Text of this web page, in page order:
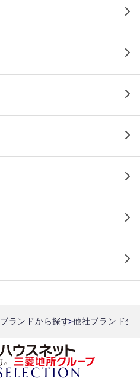
ブランドから探す 他社ブランド分